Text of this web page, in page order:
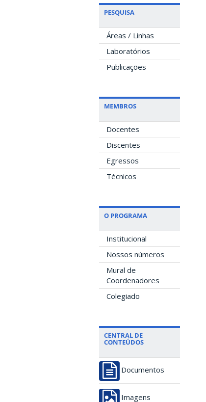
PESQUISA
Áreas / Linhas
Laboratórios
Publicações
MEMBROS
Docentes
Discentes
Egressos
Técnicos
O PROGRAMA
Institucional
Nossos números
Mural de
Coordenadores
Colegiado
CENTRAL DE
CONTEÚDOS
Documentos
Imagens